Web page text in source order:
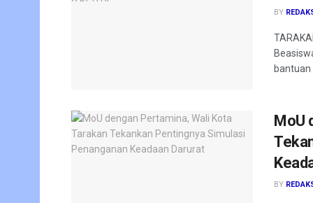
BY
bantuan
MoU
BY